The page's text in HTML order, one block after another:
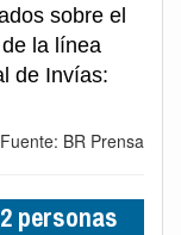
sobre el
la línea
de Invías:
Fuente: BR Prensa
personas